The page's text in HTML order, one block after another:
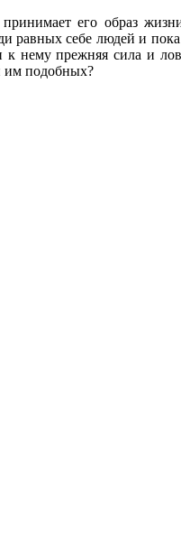
его образ
себе людей и пока
прежняя сила и
им подобных?